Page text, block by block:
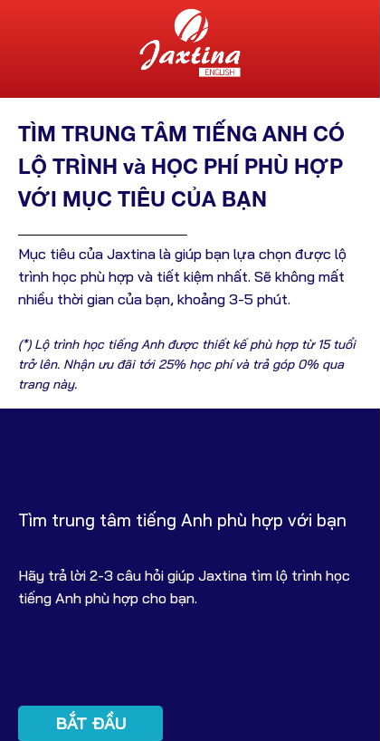
Mục tiêu của Jaxtina là giúp bạn lựa chọn được lộ
trình học phù hợp và tiết kiệm nhất. Sẽ không mất
nhiều thời gian của bạn, khoảng 3-5 phút.
TÌM TRUNG TÂM TIẾNG ANH CÓ
LỘ TRÌNH và HỌC PHÍ PHÙ HỢP
VỚI MỤC TIÊU CỦA BẠN
(*) Lộ trình học tiếng Anh được thiết kế phù hợp từ 15 tuổi
trở lên. Nhận ưu đãi tới 25% học phí và trả góp 0% qua
trang này.
Tìm trung tâm tiếng Anh phù hợp với bạn
Hãy trả lời 2-3 câu hỏi giúp Jaxtina tìm lộ trình học
tiếng Anh phù hợp cho bạn.
BẮT ĐẦU